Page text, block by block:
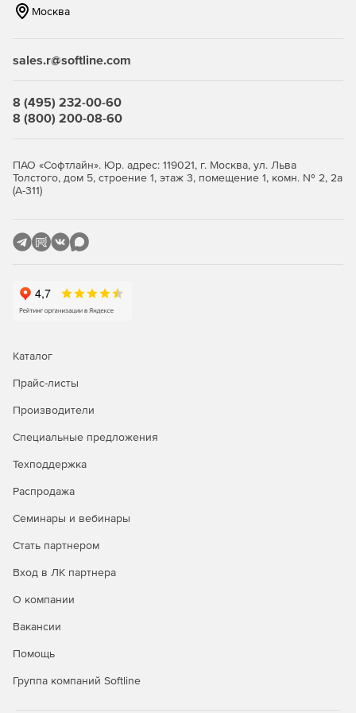
всей инфраструктуре.
Kaspersky Symphony EDR
реагирует на них. Продукт дает возможность блокировать
массовые угрозы, проактивно находить сложные
киберугрозы, расследовать проблемные ситуации и
оптимизируя работу ИБ-отдела.
Обнаружение угроз и
Решение дает мощные технологии автоматического
инцидентов.
разных вариантов действий по реагированию дают
выявлению, приоритизации, расследованию и
нейтрализации сложных киберугроз, что экономит
инцидентов.
Kaspersky Symphony MDR
Москва
sales.r@softline.com
8 (495) 232-00-60
8 (800) 200-08-60
ПАО «Софтлайн». Юр. адрес: 119021, г. Москва, ул. Льва
Толстого, дом 5, строение 1, этаж 3, помещение 1, комн. № 2, 2а
(А-311)
Каталог
Прайс-листы
Производители
Специальные предложения
Техподдержка
Распродажа
Семинары и вебинары
Стать партнером
Вход в ЛК партнера
О компании
Вакансии
Помощь
Группа компаний Softline